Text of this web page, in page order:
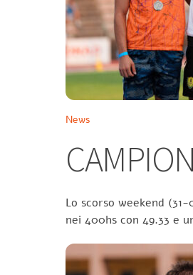
News
Lo scorso weekend
nei 400hs con 49.33 e